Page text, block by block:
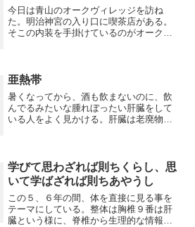
今日は青山のオークヴィレッジを訪ね
た。明治神宮の入り口に喫茶店がある。
そこの内装を手掛けているのがオークヴ
っと気になっていたのだ。今...
亜熱帯
暑くなってから、酒も飲まないのに、飲
んでるみたいな腫れぼったい肝臓をして
いる人をよく見かける。肝臓は老廃物を
で、肝臓の機能不全を起こす...
学びて思わざれば則ちくらし、思
いて学ばざれば則ちあやうし
この５、６年の間、体を直接に見る事を
テーマにしている。整体は胸椎９番は肝
臓という様に、脊椎から生理的な情報を